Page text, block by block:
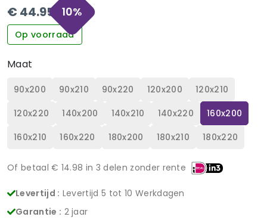
€ 44.95 10%
Op voorraad
Maat
90x200 90x210 90x220 120x200
120x210
120x220
140x200 140x210 140x220
160x200
160x210
160x220 180x200 180x210 180x220
Of betaal € 14.98 in 3 delen zonder rente
Levertijd : Levertijd 5 tot 10 Werkdagen
Garantie : 2 jaar